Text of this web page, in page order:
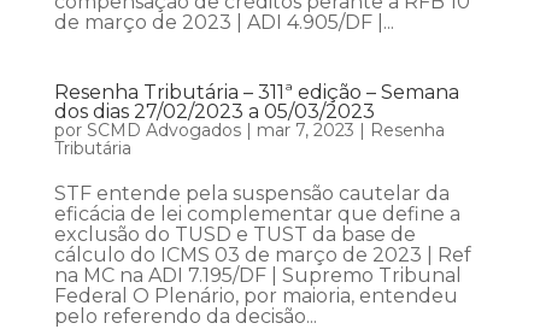
de março de 2023 | ADI 4.905/DF |...
Resenha Tributária – 311ª edição – Semana
dos dias 27/02/2023 a 05/03/2023
por SCMD Advogados| mar 7, 2023 | Resenha
Tributária
STF entende pela suspensão cautelar da
eficácia de lei complementar que define a
exclusão do TUSD e TUST da base de
cálculo do ICMS 03 de março de 2023 | Ref
na MC na ADI 7.195/DF | Supremo Tribunal
Federal O Plenário, por maioria, entendeu
pelo referendo da decisão...